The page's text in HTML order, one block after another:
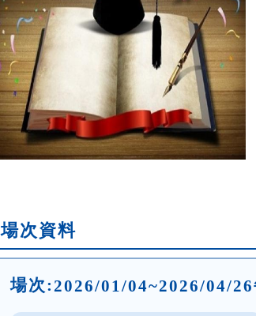
場次資料
場次:2026/01/04~2026/04/